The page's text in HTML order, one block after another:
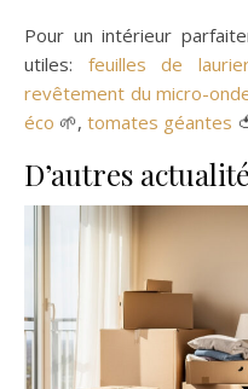
Pour un intérieur
utiles: feuilles de
revêtement du micro-
éco 🌱, tomates géantes
D’autres